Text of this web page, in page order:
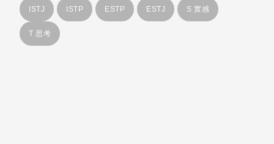
ISTJ ISTP ESTP ESTJ S 實感
T 思考